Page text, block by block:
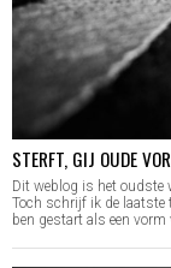
STERFT, GIJ OUDE
Dit weblog is het oudste
Toch schrijf ik de laatste
ben gestart als een